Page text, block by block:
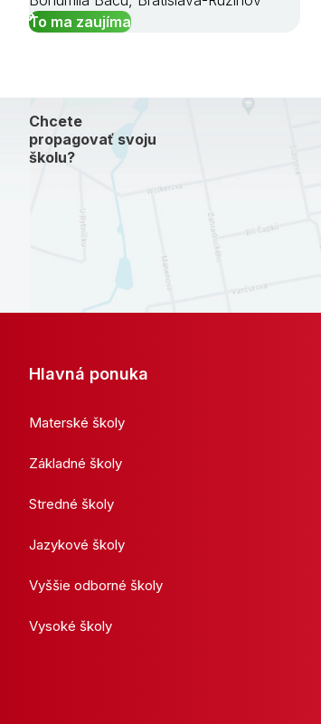
To ma zaujíma
Chcete
propagovať svoju
školu?
Hlavná ponuka
Materské školy
Základné školy
Stredné školy
Jazykové školy
Vyššie odborné školy
Vysoké školy